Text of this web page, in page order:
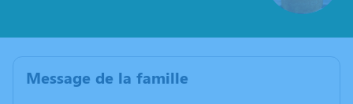
Message de la famille